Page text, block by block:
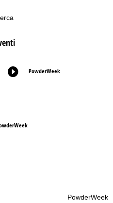
PowderWeek
PowderWeek